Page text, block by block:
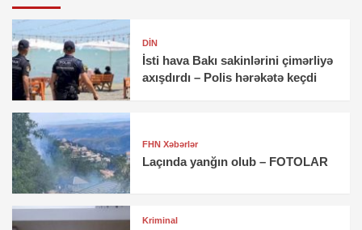
DİN
İsti hava Bakı sakinlərini çimərliyə
axışdırdı – Polis hərəkətə keçdi
FHN Xəbərlər
Laçında yanğın olub – FOTOLAR
Kriminal